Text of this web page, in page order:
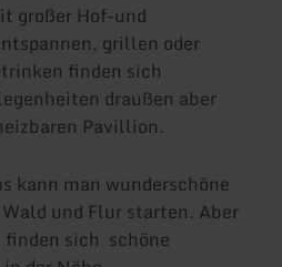
großer Hof-und
grillen oder
finden sich
draußen aber
Pavillion.
kann man wunderschöne
und Flur starten. Aber
finden sich schöne